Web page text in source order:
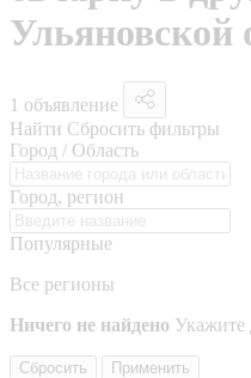
Ульяновской
1 объявление
Найти Сбросить фильтры
Город / Область
Город, регион
Популярные
Все регионы
Ничего не найдено Укажите
Сбросить Применить